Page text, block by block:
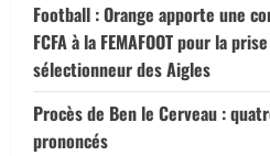
Football : Orange apporte une
FCFA à la FEMAFOOT pour la
sélectionneur des Aigles
Procès de Ben le Cerveau :
prononcés